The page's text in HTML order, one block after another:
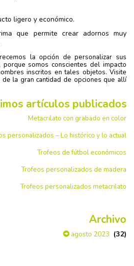
ligero y económico.
que permite crear adornos muy
la opción de personalizar sus
somos conscientes del impacto
inscritos en tales objetos. Visite
la gran cantidad de opciones que allí
artículos publicados
Metacrilato con grabado en color
personalizados – Lo histórico y lo actual
Trofeos de fútbol económicos
Trofeos personalizados de madera
Trofeos personalizados metacrilato
Archivo
agosto 2023 (32)